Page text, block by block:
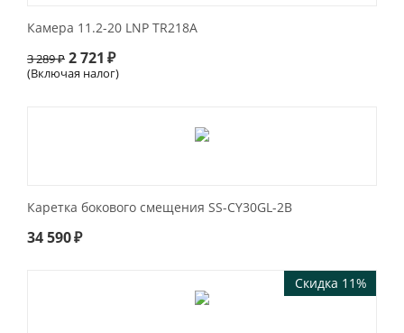
Камера 11.2-20 LNP TR218A
3 289₽ 2 721 ₽
(Включая налог)
Каретка бокового смещения SS-CY30GL-2B
34 590₽
Скидка 11%